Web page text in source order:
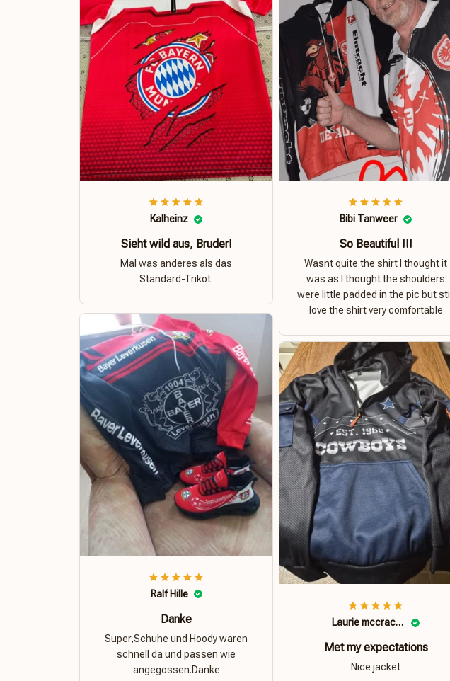
Kalheinz
Sieht wild aus, Bruder!
Mal was anderes als das
Standard-Trikot.
Bibi Tanweer
So Beautiful !!!
Wasnt quite the shirt I thought it
was as I thought the shoulders
were little padded in the pic but still
love the shirt very comfortable
Ralf Hille
Danke
Super,Schuhe und Hoody waren
schnell da und passen wie
angegossen.Danke
Laurie mccracken
Met my expectations
Nice jacket